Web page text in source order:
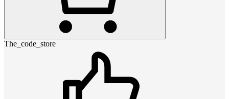
The_code_store